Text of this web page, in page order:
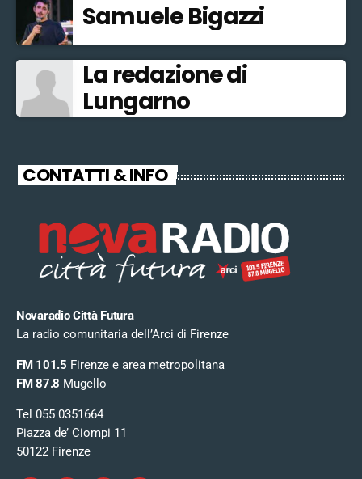
Samuele Bigazzi
La redazione di
Lungarno
CONTATTI & INFO
Novaradio Città Futura
La radio comunitaria dell’Arci di Firenze
FM 101.5 Firenze e area metropolitana
FM 87.8 Mugello
Tel 055 0351664
Piazza de’ Ciompi 11
50122 Firenze